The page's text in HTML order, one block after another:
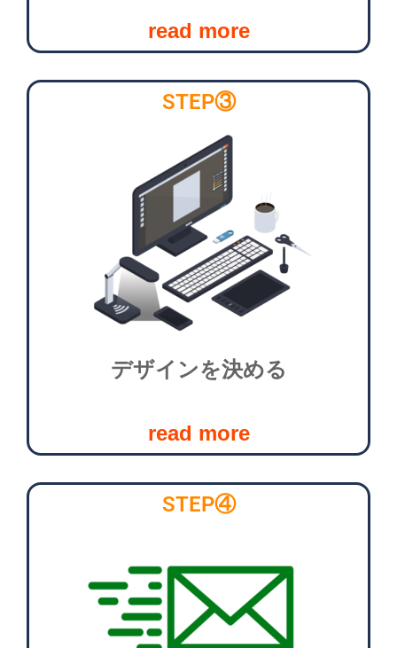
read more
STEP③
デザインを決める
read more
STEP④